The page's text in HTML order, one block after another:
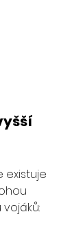
existuje
vojáků: